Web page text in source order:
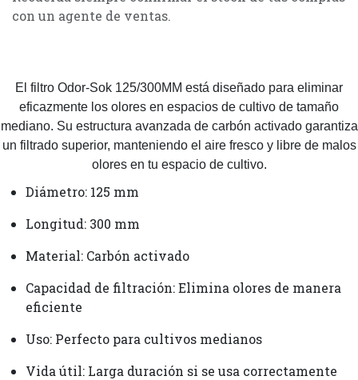
con un agente de ventas.
El filtro Odor-Sok 125/300MM está diseñado para eliminar
eficazmente los olores en espacios de cultivo de tamaño
mediano. Su estructura avanzada de carbón activado garantiza
un filtrado superior, manteniendo el aire fresco y libre de malos
olores en tu espacio de cultivo.
Diámetro: 125 mm
Longitud: 300 mm
Material: Carbón activado
Capacidad de filtración: Elimina olores de manera
eficiente
Uso: Perfecto para cultivos medianos
Vida útil: Larga duración si se usa correctamente